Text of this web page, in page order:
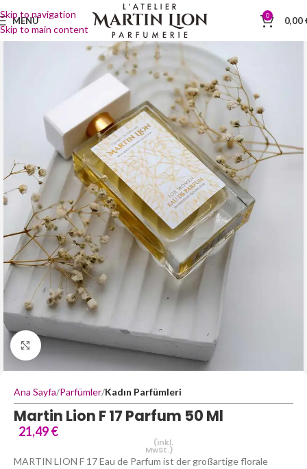
Skip to navigation
Skip to main content
MENÜ 0 0,00
Büyütmek için tıklayın
Ana Sayfa Parfümler Kadın Parfümleri
Martin Lion F 17 Parfum 50 Ml
21,49€
(inkl.
MwSt.)
MARTIN LION F 17 Eau de Parfum ist der großartige florale